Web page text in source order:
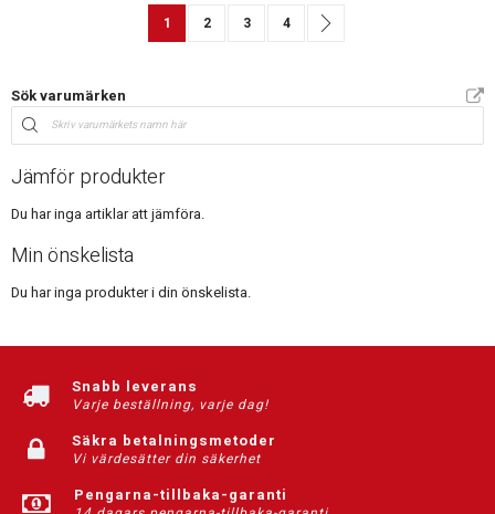
SidaYou're currently reading page
1 Sida
2 Sida
3 Sida
4
Sök varumärken
Jämför produkter
Du har inga artiklar att jämföra.
Min önskelista
Du har inga produkter i din önskelista.
Snabb leverans
Varje beställning, varje dag!
Säkra betalningsmetoder
Vi värdesätter din säkerhet
Pengarna-tillbaka-garanti